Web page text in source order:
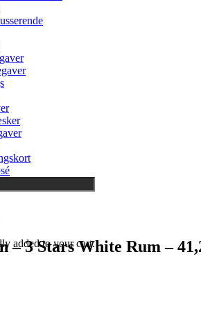
added to your cart.
– 3 Stars White Rum –